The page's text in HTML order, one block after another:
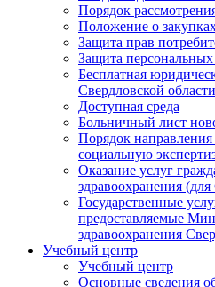
Порядок
Положение о
Защита прав
Защита
Бесплатная
Свердловской области
Доступная среда
Больничный лист
Порядок
социальную
Оказание услуг
здравоохранения
Государственные
предоставляемые
здравоохранения
Учебный центр
Учебный центр
Основные сведения